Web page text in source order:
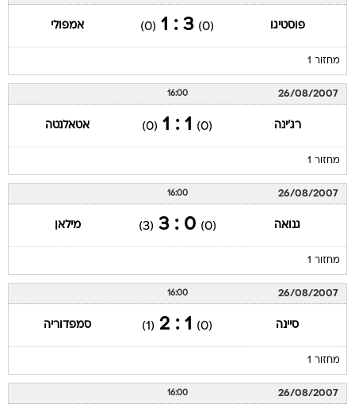
פוסטיגו (0)
3 : 1
(0) אמפולי
מחזור 1
26/08/2007
16:00
רג'ינה (0)
1 : 1
(0) אטאלנטה
מחזור 1
26/08/2007
16:00
גנואה (0)
0 : 3
(3) מילאן
מחזור 1
26/08/2007
16:00
סיינה (0)
1 : 2
(1) סמפדוריה
מחזור 1
26/08/2007
16:00